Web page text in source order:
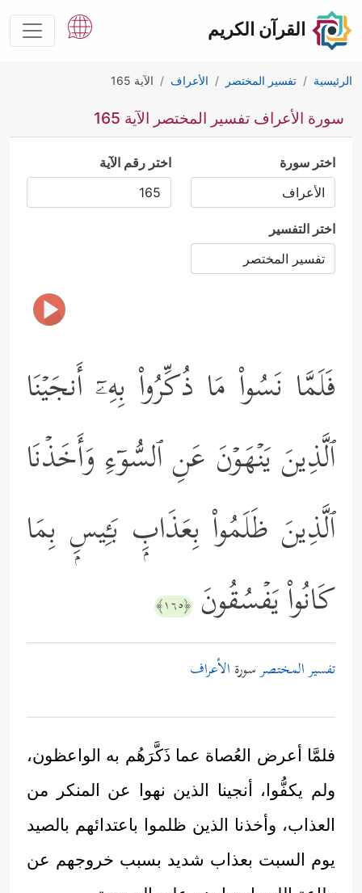
القرآن الكريم
الرئيسية تفسير المختصر الأعراف الآية 165
سورة الأعراف تفسير المختصر الآية 165
اختر سورة اختر رقم الآية
اختر التفسير
فَلَمَّا نَسُواْ مَا ذُكِّرُواْ بِهِۦۤ أَنجَیۡنَا
ٱلَّذِینَ یَنۡهَوۡنَ عَنِ ٱلسُّوۤءِ وَأَخَذۡنَا
ٱلَّذِینَ ظَلَمُواْ بِعَذَابِۭ بَـِٔیسِۭ بِمَا
كَانُواْ یَفۡسُقُونَ ﴿١٦٥﴾
تفسير المختصرسورة الأعراف
فلمَّا أعرض العُصاة عما ذَكَّرَهُم به الواعظون،
ولم يكفُّوا، أنجينا الذين نهوا عن المنكر من
العذاب، وأخذنا الذين ظلموا باعتدائهم بالصيد
يوم السبت بعذاب شديد بسبب خروجهم عن